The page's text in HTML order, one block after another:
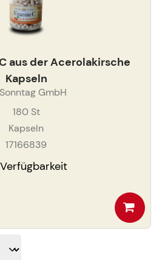
aus der Acerolakirsche
Kapseln
GmbH
180St
Kapseln
17166839
Verfügbarkeit